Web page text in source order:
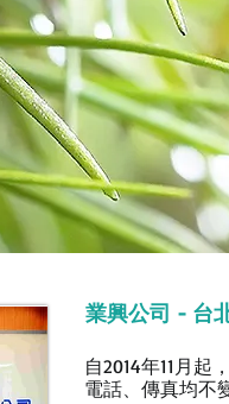
業興公司 - 台
自2014年11月起
電話、傳真均不